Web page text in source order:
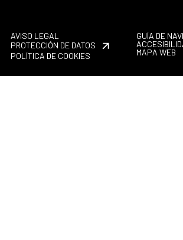
AVISO LEGAL
PROTECCIÓN DE DATOS
POLÍTICA DE COOKIES
GUÍA DE
MAPA WEB